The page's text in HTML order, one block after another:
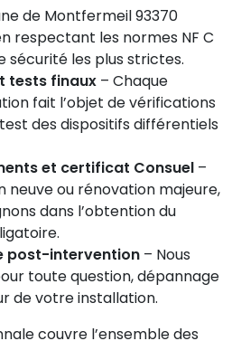
de Montfermeil 93370
respectant les normes NF C
sécurité les plus strictes.
tests finaux – Chaque
fait l’objet de vérifications
des dispositifs différentiels
et certificat Consuel –
neuve ou rénovation majeure,
dans l’obtention du
post-intervention – Nous
toute question, dépannage
de votre installation.
couvre l’ensemble des